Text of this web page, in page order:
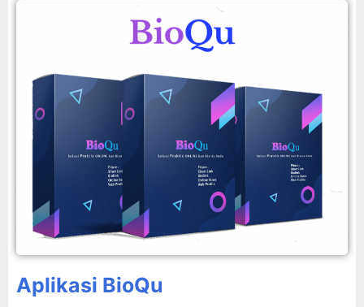
Aplikasi BioQu